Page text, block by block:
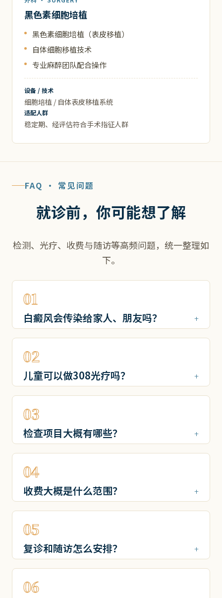
黑色素细胞培植
黑色素细胞培植（表皮移植）
自体细胞移植技术
专业麻醉团队配合操作
设备 / 技术
细胞培植 / 自体表皮移植系统
适配人群
稳定期、经评估符合手术指征人群
FAQ · 常见问题
就诊前，你可能想了解
检测、光疗、收费与随访等高频问题，统一整理如
下。
01
白癜风会传染给家人、朋友吗？
02
儿童可以做308光疗吗？
03
检查项目大概有哪些？
04
收费大概是什么范围？
05
复诊和随访怎么安排？
06